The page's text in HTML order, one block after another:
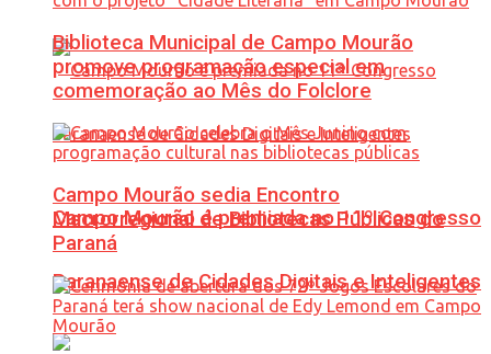
Campo Mourão é premiada no 11º Congresso
Paranaense de Cidades Digitais e Inteligentes
Biblioteca Municipal de Campo Mourão
promove programação especial em
comemoração ao Mês do Folclore
Campo Mourão sedia Encontro
Macrorregional de Bibliotecas Públicas do
Paraná